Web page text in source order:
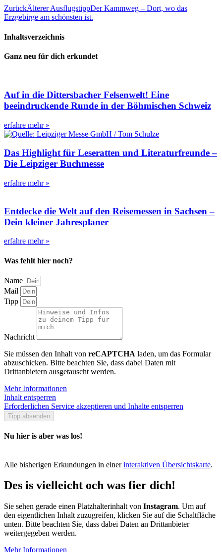
ZurückÄlterer AusflugstippDer Kammweg – Dort, wo das
Erzgebirge am schönsten ist.
Inhaltsverzeichnis
Ganz neu für dich erkundet
Auf in die Dittersbacher Felsenwelt! Eine
beeindruckende Runde in der Böhmischen Schweiz
erfahre mehr »
Das Highlight für Leseratten und Literaturfreunde –
Die Leipziger Buchmesse
erfahre mehr »
Entdecke die Welt auf den Reisemessen in Sachsen –
Dein kleiner Jahresplaner
erfahre mehr »
Was fehlt hier noch?
Name
Mail
Tipp
Nachricht
Sie müssen den Inhalt von reCAPTCHA laden, um das Formular
abzuschicken. Bitte beachten Sie, dass dabei Daten mit
Drittanbietern ausgetauscht werden.
Mehr Informationen
Inhalt entsperren
Erforderlichen Service akzeptieren und Inhalte entsperren
Tipp absenden
Nu hier is aber was los!
Alle bisherigen Erkundungen in einerinteraktiven Übersichtskarte.
Des is vielleicht och was fier dich!
Sie sehen gerade einen Platzhalterinhalt von Instagram. Um auf
den eigentlichen Inhalt zuzugreifen, klicken Sie auf die Schaltfläche
unten. Bitte beachten Sie, dass dabei Daten an Drittanbieter
weitergegeben werden.
Mehr Informationen